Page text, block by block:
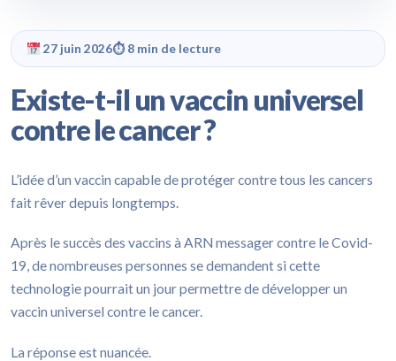
27 juin 2026⏱ 8 min de lecture
Existe-t-il un vaccin universel
contre le cancer ?
L’idée d’un vaccin capable de protéger contre tous les cancers
fait rêver depuis longtemps.
Après le succès des vaccins à ARN messager contre le Covid-
19, de nombreuses personnes se demandent si cette
technologie pourrait un jour permettre de développer un
vaccin universel contre le cancer.
La réponse est nuancée.